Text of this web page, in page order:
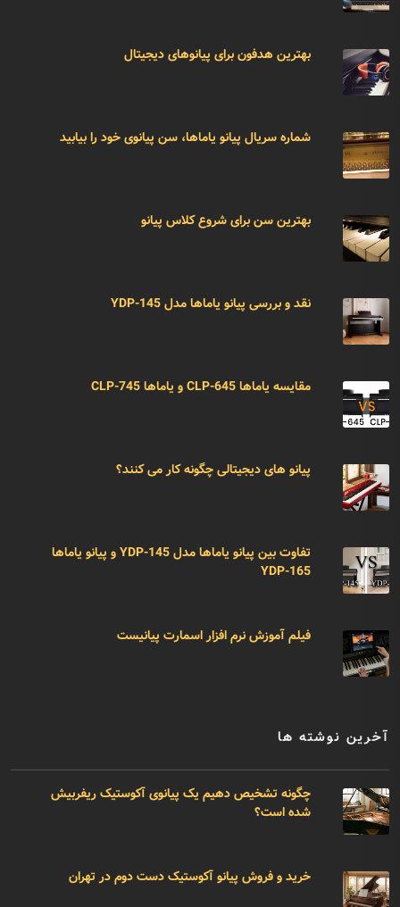
بهترین هدفون برای پیانوهای دیجیتال
شماره سریال پیانو یاماها، سن پیانوی خود را بیابید
بهترین سن برای شروع کلاس پیانو
نقد و بررسی پیانو یاماها مدل YDP-145
مقایسه یاماها CLP-645 و یاماها CLP-745
پیانو های دیجیتالی چگونه کار می کنند؟
تفاوت بین پیانو یاماها مدل YDP-145 و پیانو یاماها
YDP-165
فیلم آموزش نرم افزار اسمارت پیانیست
آخرین نوشته ها
چگونه تشخیص دهیم یک پیانوی آکوستیک ریفربیش
شده است؟
خرید و فروش پیانو آکوستیک دست دوم در تهران